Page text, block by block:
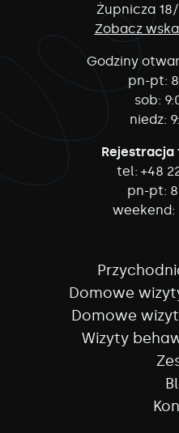
Żupnicza
Zobacz
Godziny
pn-pt:
sob:
niedz:
tel: +48
pn-pt:
weekend:
Domowe
Domowe
Wizyty